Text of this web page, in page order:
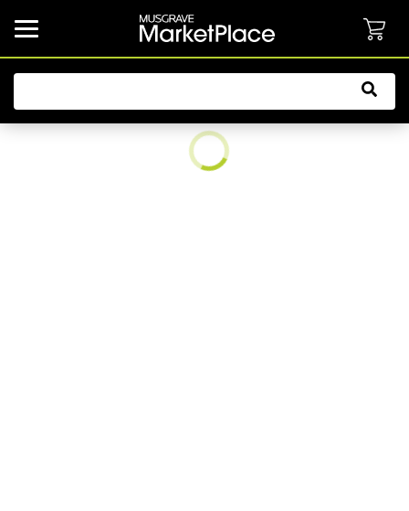
common.button.navbarCollapsed.text